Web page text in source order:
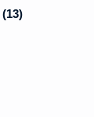
(13)